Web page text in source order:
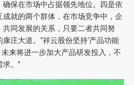
保在市场中占据领先地位。四是依
就的两个群体，在市场竞争中，企
同发展的关系，只要二者共同努
庄大道。“祥云股份坚持‘产品功能
来将进一步加大产品研发投入，不
。”